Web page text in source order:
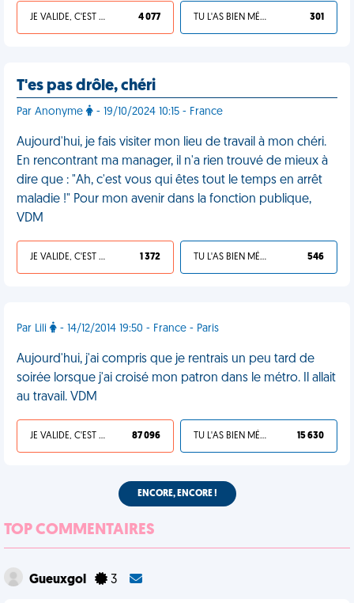
JE VALIDE, C'EST UNE VDM 4 077 TU L'AS BIEN MÉRITÉ 301
T'es pas drôle, chéri
Par Anonyme - 19/10/2024 10:15 - France
Aujourd'hui, je fais visiter mon lieu de travail à mon chéri.
En rencontrant ma manager, il n'a rien trouvé de mieux à
dire que : "Ah, c'est vous qui êtes tout le temps en arrêt
maladie !" Pour mon avenir dans la fonction publique,
VDM
JE VALIDE, C'EST UNE VDM 1 372 TU L'AS BIEN MÉRITÉ 546
Par Lili - 14/12/2014 19:50 - France - Paris
Aujourd'hui, j'ai compris que je rentrais un peu tard de
soirée lorsque j'ai croisé mon patron dans le métro. Il allait
au travail. VDM
JE VALIDE, C'EST UNE VDM 87 096 TU L'AS BIEN MÉRITÉ 15 630
ENCORE, ENCORE !
TOP COMMENTAIRES
Gueuxgol 3